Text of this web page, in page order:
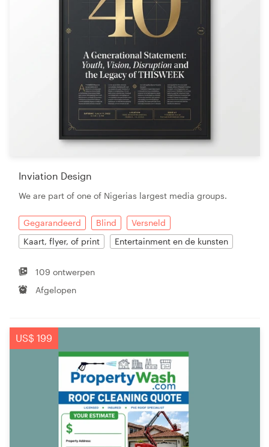
Inviation Design
We are part of one of Nigerias largest media groups.
Gegarandeerd Blind
Versneld
Kaart, flyer, of print
Entertainment en de kunsten
109 ontwerpen
Afgelopen
US$ 199